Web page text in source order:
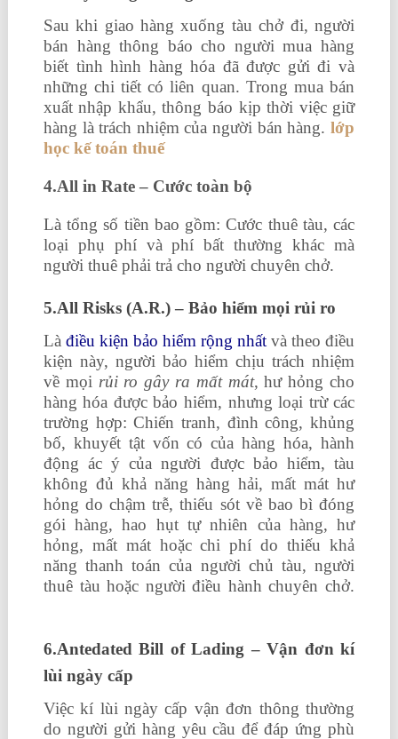
Sau khi giao hàng xuống tàu chở đi, người
bán hàng thông báo cho người mua hàng
biết tình hình hàng hóa đã được gửi đi và
những chi tiết có liên quan. Trong mua bán
xuất nhập khẩu, thông báo kịp thời việc giữ
hàng là trách nhiệm của người bán hàng.lớp
học kế toán thuế
4.All in Rate – Cước toàn bộ
Là tổng số tiền bao gồm: Cước thuê tàu, các
loại phụ phí và phí bất thường khác mà
người thuê phải trả cho người chuyên chở.
5.All Risks (A.R.) – Bảo hiểm mọi rủi ro
Là điều kiện bảo hiểm rộng nhất và theo điều
kiện này, người bảo hiểm chịu trách nhiệm
về mọi rủi ro gây ra mất mát, hư hỏng cho
hàng hóa được bảo hiểm, nhưng loại trừ các
trường hợp: Chiến tranh, đình công, khủng
bố, khuyết tật vốn có của hàng hóa, hành
động ác ý của người được bảo hiểm, tàu
không đủ khả năng hàng hải, mất mát hư
hỏng do chậm trễ, thiếu sót về bao bì đóng
gói hàng, hao hụt tự nhiên của hàng, hư
hỏng, mất mát hoặc chi phí do thiếu khả
năng thanh toán của người chủ tàu, người
thuê tàu hoặc người điều hành chuyên chở.
6.Antedated Bill of Lading – Vận đơn kí
lùi ngày cấp
Việc kí lùi ngày cấp vận đơn thông thường
do người gửi hàng yêu cầu để đáp ứng phù